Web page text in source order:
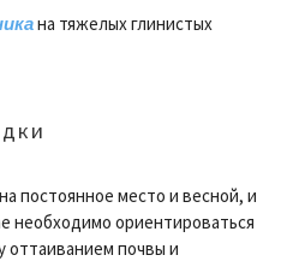
на тяжелых глинистых
постоянное место и весной, и
необходимо ориентироваться
оттаиванием почвы и